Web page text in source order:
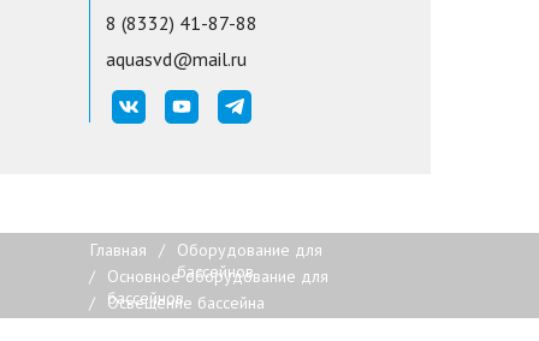
8 (8332) 41-87-88
aquasvd@mail.ru
Главная
Оборудование для
бассейнов
/
Основное оборудование для
бассейнов
/
Освещение бассейна
/